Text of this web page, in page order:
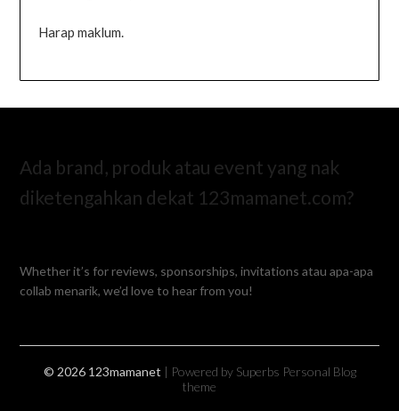
Harap maklum.
Ada brand, produk atau event yang nak
diketengahkan dekat 123mamanet.com?
Whether it’s for reviews, sponsorships, invitations atau apa-apa
collab menarik, we’d love to hear from you!
© 2026 123mamanet | Powered by Superbs Personal Blog
theme